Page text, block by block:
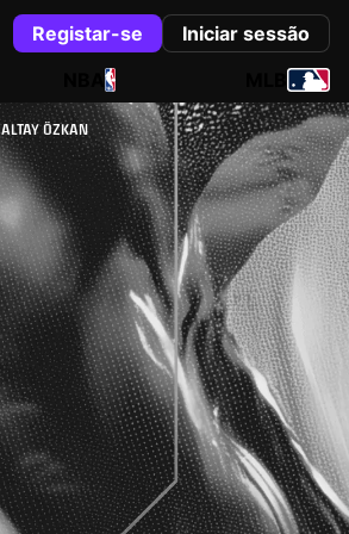
Registar-se
Iniciar sessão
NBA
ALTAY ÖZKAN